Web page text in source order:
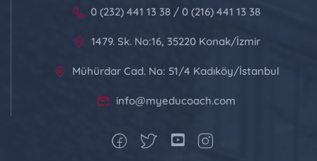
0 (232) 441 13 38 / 0 (216) 441 13 38
1479. Sk. No:16, 35220 Konak/İzmir
Mühürdar Cad. No: 51/4 Kadıköy/İstanbul
info@myeducoach.com